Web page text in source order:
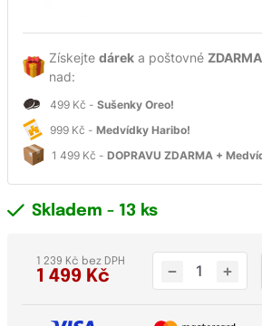
Získejte dárek a poštovné ZDARMA
nad:
499 Kč - Sušenky Oreo!
999 Kč - Medvídky Haribo!
1 499 Kč - DOPRAVU ZDARMA +
Skladem - 13 ks
1 499 Kč
1 239 Kč bez DPH